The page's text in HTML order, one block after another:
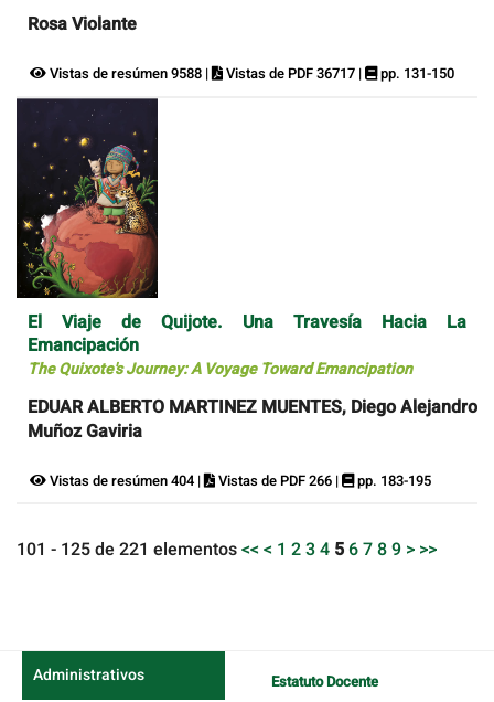
Rosa Violante
Vistas de resúmen 9588 | Vistas de PDF 36717 | pp. 131-150
El Viaje de Quijote. Una Travesía Hacia La
Emancipación
The Quixote's Journey: A Voyage Toward Emancipation
EDUAR ALBERTO MARTINEZ MUENTES, Diego Alejandro
Muñoz Gaviria
Vistas de resúmen 404 | Vistas de PDF 266 | pp. 183-195
101 - 125 de 221 elementos<< < 1 234 56789 > >>
Administrativos Estatuto Docente